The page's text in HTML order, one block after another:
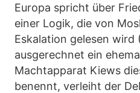
Europa spricht über
einer Logik, die von
Eskalation gelesen wird
ausgerechnet ein
Machtapparat Kiews
benennt, verleiht der